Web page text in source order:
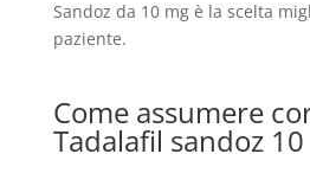
Sandoz da 10 mg è la scelta
paziente.
Come assumere
Tadalafil sandoz